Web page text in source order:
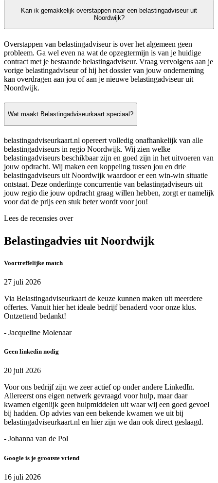
Kan ik gemakkelijk overstappen naar een belastingadviseur uit
Noordwijk?
Overstappen van belastingadviseur is over het algemeen geen
probleem. Ga wel even na wat de opzegtermijn is van je huidige
contract met je bestaande belastingadviseur. Vraag vervolgens aan je
vorige belastingadviseur of hij het dossier van jouw onderneming
kan overdragen aan jou of aan je nieuwe belastingadviseur uit
Noordwijk.
Wat maakt Belastingadviseurkaart speciaal?
belastingadviseurkaart.nl opereert volledig onafhankelijk van alle
belastingadviseurs in regio Noordwijk. Wij zien welke
belastingadviseurs beschikbaar zijn en goed zijn in het uitvoeren van
jouw opdracht. Wij maken een koppeling tussen jou en drie
belastingadviseurs uit Noordwijk waardoor er een win-win situatie
ontstaat. Deze onderlinge concurrentie van belastingadviseurs uit
jouw regio die jouw opdracht graag willen hebben, zorgt er namelijk
voor dat de prijs een stuk beter wordt voor jou!
Lees de recensies over
Belastingadvies uit Noordwijk
Voortreffelijke match
27 juli 2026
Via Belastingadviseurkaart de keuze kunnen maken uit meerdere
offertes. Vanuit hier het ideale bedrijf benaderd voor onze klus.
Ontzettend bedankt!
- Jacqueline Molenaar
Geen linkedin nodig
20 juli 2026
Voor ons bedrijf zijn we zeer actief op onder andere LinkedIn.
Allereerst ons eigen netwerk gevraagd voor hulp, maar daar
kwamen eigenlijk geen hulpmiddelen uit waar wij een goed gevoel
bij hadden. Op advies van een bekende kwamen we uit bij
belastingadviseurkaart.nl en hier zijn we dan ook direct geslaagd.
- Johanna van de Pol
Google is je grootste vriend
16 juli 2026